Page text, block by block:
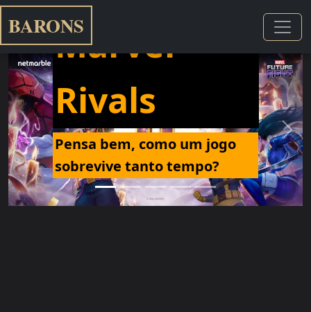
BARONSMarvel
Rivals
Pensa bem, como um jogo
sobrevive tanto tempo?
Previous Next